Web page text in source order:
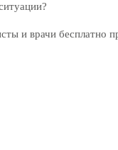
и врачи бесплатно